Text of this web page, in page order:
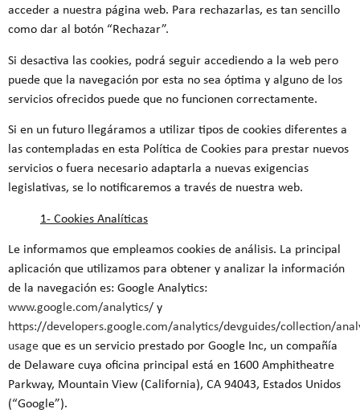
acceder a nuestra página web. Para rechazarlas, es tan sencillo
como dar al botón “Rechazar”.
Si desactiva las cookies, podrá seguir accediendo a la web pero
puede que la navegación por esta no sea óptima y alguno de los
servicios ofrecidos puede que no funcionen correctamente.
Si en un futuro llegáramos a utilizar tipos de cookies diferentes a
las contempladas en esta Política de Cookies para prestar nuevos
servicios o fuera necesario adaptarla a nuevas exigencias
legislativas, se lo notificaremos a través de nuestra web.
1- Cookies Analíticas
Le informamos que empleamos cookies de análisis. La principal
aplicación que utilizamos para obtener y analizar la información
de la navegación es: Google Analytics:
www.google.com/analytics/y
https://developers.google.com/analytics/devguides/collection/
usageque es un servicio prestado por Google Inc, un compañía
de Delaware cuya oficina principal está en 1600 Amphitheatre
Parkway, Mountain View (California), CA 94043, Estados Unidos
(“Google”).